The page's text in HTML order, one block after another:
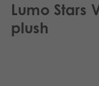
Leksaker
Media
English
Lumo Stars
plush